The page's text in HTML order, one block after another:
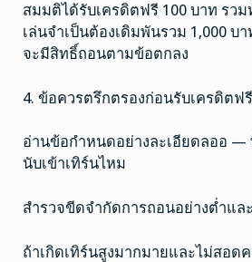
สมมติได้รับเครดิตฟรี 100 บาท รวม
เล่นจำเป็นต้องเดิมพันรวม 1,000 บ
จะมีสิทธิ์ถอนตามข้อตกลง
4. ข้อควรตรึกตรองก่อนรับเครดิตฟรี
อ่านข้อกำหนดอย่างละเอียดลออ —
นับเข้าเทิร์นไหม
สำรวจขีดจำกัดการถอนอย่างต่ำแล
ถ้าเกิดเทิร์นสูงมากมายและไม่สอด